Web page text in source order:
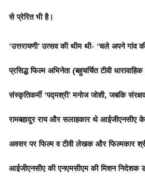
से प्रेरित भी है।
‘उत्तरायणी’ उत्सव की थीम थी- ‘चले अपने
प्रसिद्ध फिल्म अभिनेता (बहुचर्चित टीवी
संस्कृतिकर्मी ‘पद्मश्री’ मनोज जोशी, जबकि
रामबहादुर राय और सलाहकार थे आईजीएनसीए
अवसर पर फिल्म व टीवी लेखक और फिल्मकार
आईजीएनसीए की एनएमसीएम की मिशन निदेशक